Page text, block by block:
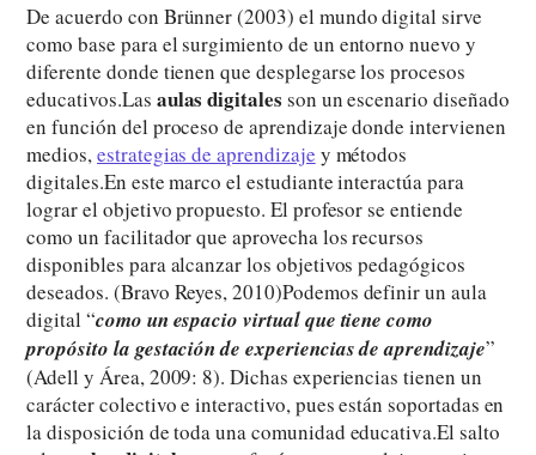
De acuerdo con Brünner (2003) el mundo digital sirve
como base para el surgimiento de un entorno nuevo y
diferente donde tienen que desplegarse los procesos
educativos.Las aulas digitales son un escenario diseñado
en función del proceso de aprendizaje donde intervienen
medios,estrategias de aprendizaje y métodos
digitales.En este marco el estudiante interactúa para
lograr el objetivo propuesto. El profesor se entiende
como un facilitador que aprovecha los recursos
disponibles para alcanzar los objetivos pedagógicos
deseados. (Bravo Reyes, 2010)Podemos definir un aula
digital “como un espacio virtual que tiene como
propósito la gestación de experiencias de aprendizaje”
(Adell y Área, 2009: 8). Dichas experiencias tienen un
carácter colectivo e interactivo, pues están soportadas en
la disposición de toda una comunidad educativa.El salto